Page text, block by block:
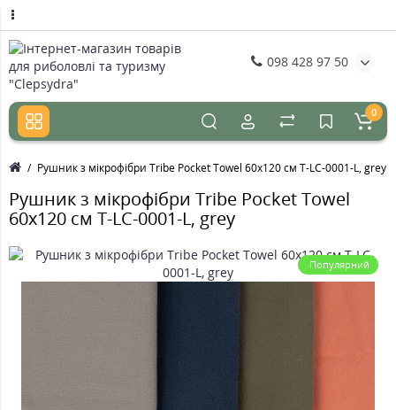
098 428 97 50
0
Рушник з мікрофібри Tribe Pocket Towel 60х120 см T-LC-0001-L, grey
Рушник з мікрофібри Tribe Pocket Towel
60х120 см T-LC-0001-L, grey
Популярний